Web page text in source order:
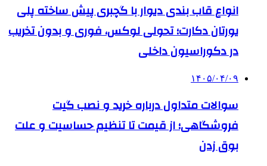
انواع قاب بندی دیوار با گچبری پیش ساخته پلی
یورتان دکارت؛ تحولی لوکس، فوری و بدون تخریب
در دکوراسیون داخلی
۱۴۰۵/۰۴/۰۹
سوالات متداول درباره خرید و نصب گیت
فروشگاهی؛ از قیمت تا تنظیم حساسیت و علت
بوق زدن